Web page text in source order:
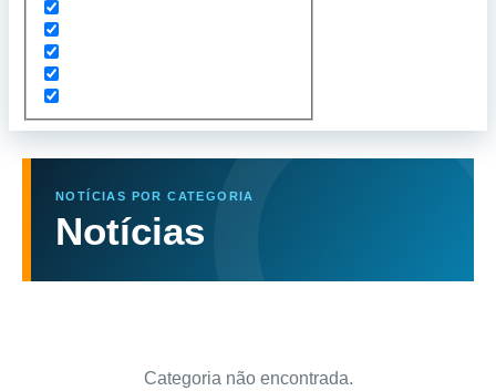
NOTÍCIAS POR CATEGORIA
Notícias
Categoria não encontrada.